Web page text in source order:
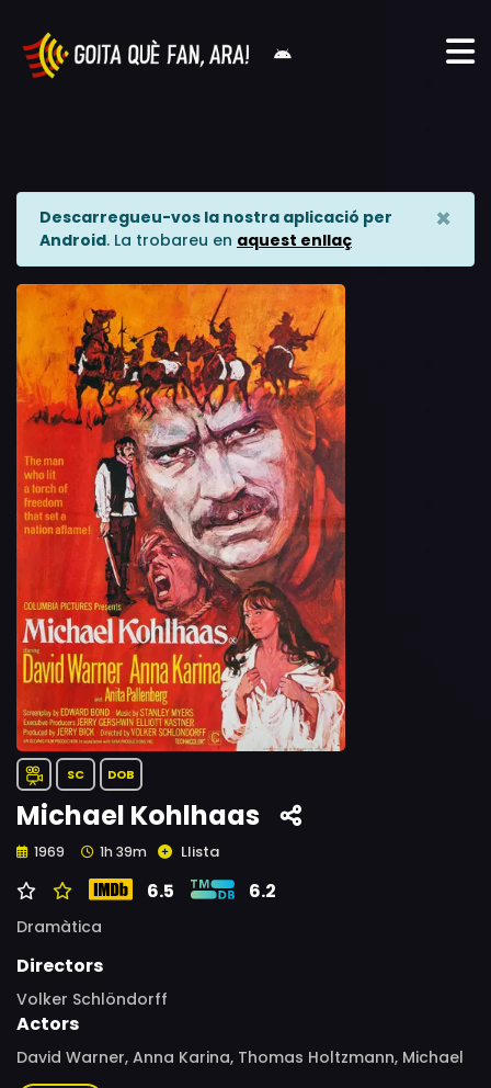
Descarregueu-vos la nostra aplicació per
Android. La trobareu en aquest enllaç
×
SC DOB
Michael Kohlhaas
1969 1h 39m Llista
6.5 6.2
Dramàtica
Directors
Volker Schlöndorff
Actors
David Warner, Anna Karina, Thomas Holtzmann, Michael